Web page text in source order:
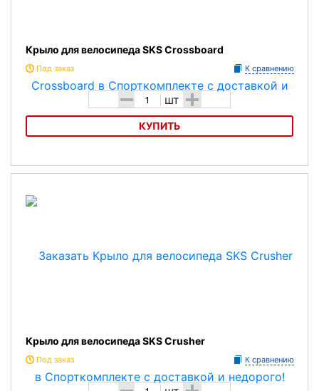
Крыло для велосипеда SKS Crossboard
Под заказ К сравнению
- шт +
КУПИТЬ
Крыло для велосипеда SKS Crossboard
Крыло для велосипеда SKS Crusher
Под заказ К сравнению